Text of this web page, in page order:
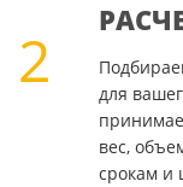
2
для
вес,
срокам и